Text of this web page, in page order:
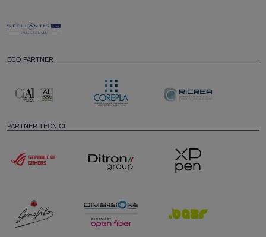
ECO PARTNER
PARTNER TECNICI